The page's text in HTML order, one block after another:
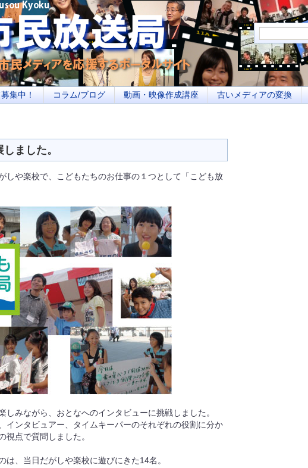
放送局・メディアを応援するポータルサイト あなたの街のイベント告知、若者参加への取
集中！ コラム/ブログ 動画・映像作成講座 古いメディアの変換
ました。
しや楽校で、こどもたちのお仕事の１つとして「こども放
しみながら、おとなへのインタビューに挑戦しました。
インタビュアー、タイムキーパーのそれぞれの役割に分か
視点で質問しました。
は、当日だがしや楽校に遊びにきた14名。